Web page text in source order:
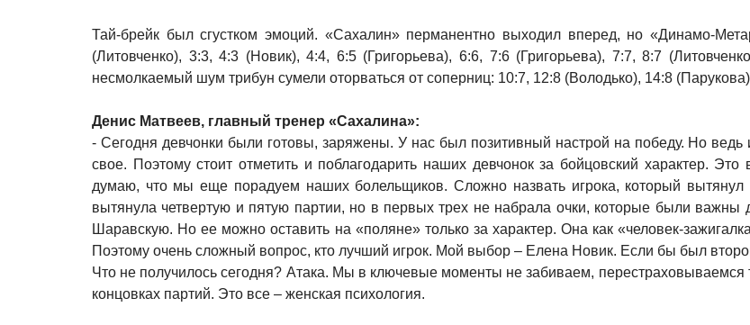
Тай-брейк был сгустком эмоций. «Сахалин» перманентно выходил вперед, но «Динамо-
(Литовченко), 3:3, 4:3 (Новик), 4:4, 6:5 (Григорьева), 6:6, 7:6 (Григорьева), 7:7, 8:7
несмолкаемый шум трибун сумели оторваться от соперниц: 10:7, 12:8 (Володько), 14:8
Денис Матвеев, главный тренер «Сахалина»:
- Сегодня девчонки были готовы, заряжены. У нас был позитивный настрой на победу. Но
свое. Поэтому стоит отметить и поблагодарить наших девчонок за бойцовский характер.
думаю, что мы еще порадуем наших болельщиков. Сложно назвать игрока, который вытянул
вытянула четвертую и пятую партии, но в первых трех не набрала очки, которые были
Шаравскую. Но ее можно оставить на «поляне» только за характер. Она как «человек-
Поэтому очень сложный вопрос, кто лучший игрок. Мой выбор – Елена Новик. Если бы был
Что не получилось сегодня? Атака. Мы в ключевые моменты не забиваем,
концовках партий. Это все – женская психология.